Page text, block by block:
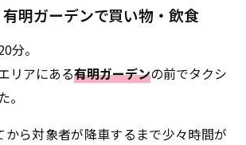
ガーデンで買い物・飲食
分。
リアにある有明ガーデンの前でタクシ
。
から対象者が降車するまで少々時間が